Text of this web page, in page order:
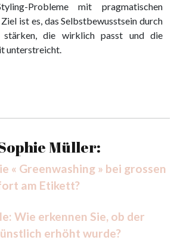
Probleme mit pragmatischen
ist es, das Selbstbewusstsein durch
stärken, die wirklich passt und die
unterstreicht.
Müller:
« Greenwashing » bei grossen
am Etikett?
Wie erkennen Sie, ob der
erhöht wurde?